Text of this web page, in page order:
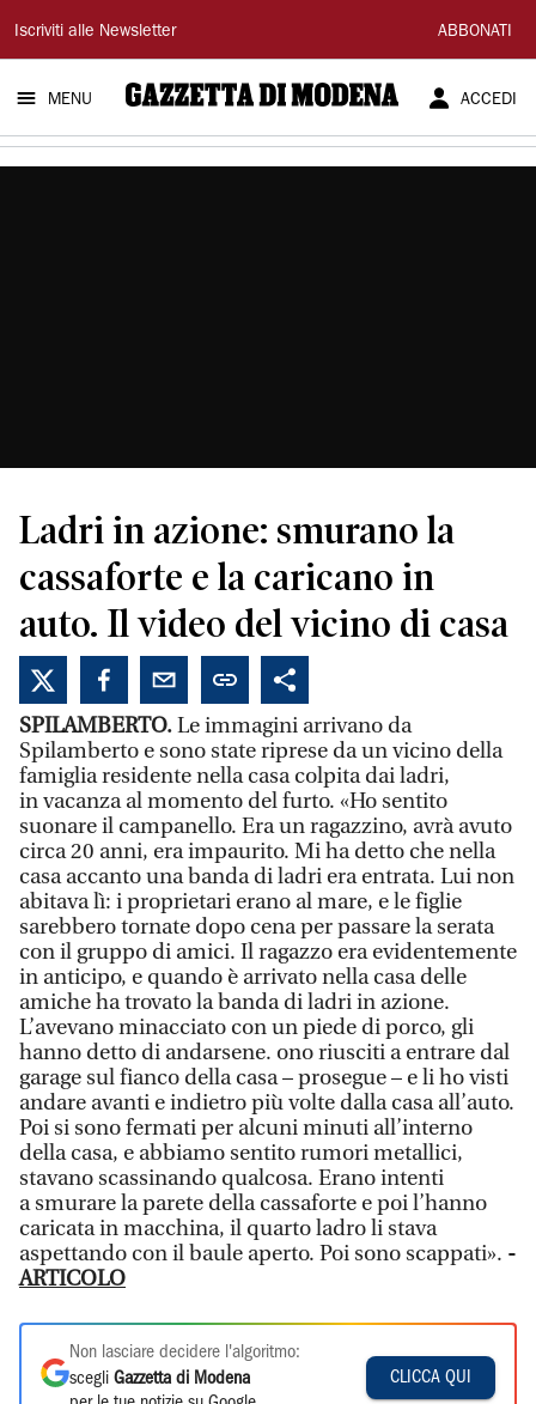
Gazzetta
di
Modena
Iscriviti alle Newsletter ABBONATI
MENU ACCEDI
Ladri in azione: smurano la
cassaforte e la caricano in
auto. Il video del vicino di casa
SPILAMBERTO.Le immagini arrivano da
Spilamberto e sono state riprese da un vicino della
famiglia residente nella casa colpita dai ladri,
in vacanza al momento del furto. «Ho sentito
suonare il campanello. Era un ragazzino, avrà avuto
circa 20 anni, era impaurito. Mi ha detto che nella
casa accanto una banda di ladri era entrata. Lui non
abitava lì: i proprietari erano al mare, e le figlie
sarebbero tornate dopo cena per passare la serata
con il gruppo di amici. Il ragazzo era evidentemente
in anticipo, e quando è arrivato nella casa delle
amiche ha trovato la banda di ladri in azione.
L’avevano minacciato con un piede di porco, gli
hanno detto di andarsene. ono riusciti a entrare dal
garage sul fianco della casa – prosegue – e li ho visti
andare avanti e indietro più volte dalla casa all’auto.
Poi si sono fermati per alcuni minuti all’interno
della casa, e abbiamo sentito rumori metallici,
stavano scassinando qualcosa. Erano intenti
a smurare la parete della cassaforte e poi l’hanno
caricata in macchina, il quarto ladro li stava
aspettando con il baule aperto. Poi sono scappati». -
ARTICOLO
Non lasciare decidere l'algoritmo:
scegli Gazzetta di Modena
CLICCA QUI